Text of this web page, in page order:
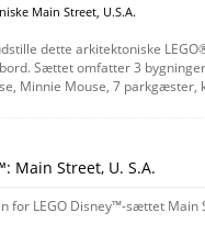
Main Street, U.S.A.
dette arkitektoniske
Sættet omfatter 3
Minnie Mouse, 7
Main Street, U. S.A.
for LEGO Disney™-sættet